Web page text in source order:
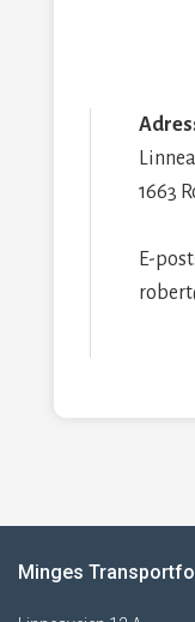
1663
E-post:
Minges